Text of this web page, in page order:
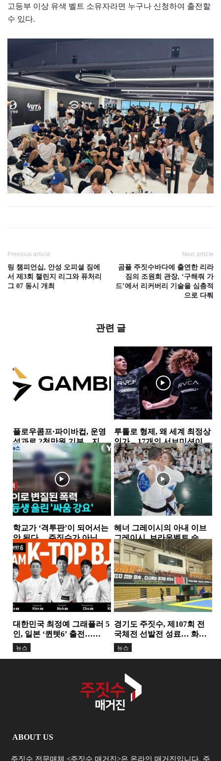
고등부 이상 유색 벨트 소유자라면 누구나 신청하여 출전할
수 있다.
Previous article
링 챔피언십, 안성 오피셜 짐에
서 제3회 챌린지 리그와 퓨처리
그 07 동시 개최
Next article
곰플 주짓수바다에 출연한 리라
짐의 조원희 관장, ‘구해줘 가
드’에서 리커버리 기술을 심층적
으로 다뤄
관련 글
플로우콤프·파이바컵, 운영
성과로 2천만원 기부…지역
사회 상생 실천
뉴스
루톨로 형제, 왜 세계 최정상
인가…17개의 서브미션이
증명한 공격 본능
소식
학교가 ‘격투판’이 되어서는
안 된다… 주짓수가 아닌 폭
력을 배우는 아이들
뉴스
헤너 그레이시의 아내 이브
그레이시, 브라운벨트 승
급…18년간 이어온 헌신과
성장의 결실
뉴스
대한민국 최정예 그래플러 5
인, 일본 ‘퀸텟6’ 출전…
TEAM K-TOP BJJ, 서바이
벌...
뉴스
경기도 주짓수, 제107회 전
국체전 선발전 성료… 화합
과 도약의 무대 마련
뉴스
ABOUT US
주짓수 전문매체 <주짓수 매거진>은 온라인 매거진입니다. 주